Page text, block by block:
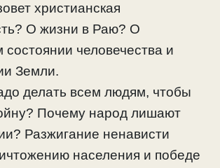
христианская
О жизни в Раю? О
состоянии человечества и
Земли.
делать всем людям, чтобы
Почему народ лишают
Разжигание ненависти
населения и победе